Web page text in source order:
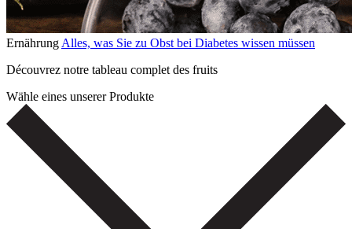
Ernährung Alles, was Sie zu Obst bei Diabetes wissen müssen
Découvrez notre tableau complet des fruits
Wähle eines unserer Produkte